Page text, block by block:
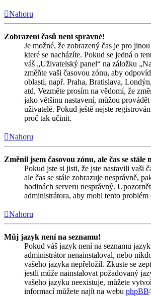
Nahoru
Zobrazení časů není správné!
Je možné, že zobrazený čas je pro
které se nacházíte. Pokud se jedná o
váš „Uživatelský panel“ na záložku
změňte vaši časovou zónu, aby
oblasti, např. Praha, Bratislava,
atd. Vezměte prosím na vědomí, že
jako většinu nastavení, můžou
uživatelé. Pokud ještě nejste
proč tak učinit.
Nahoru
Změnil jsem časovou zónu, ale čas se stále
Pokud jste si jisti, že jste nastavili vaši
ale čas se stále zobrazuje nesprávně,
hodinách serveru nesprávný.
administrátora, aby mohl tento problém
Nahoru
Můj jazyk není na seznamu!
Pokud váš jazyk není na seznamu
administrátor nenainstaloval, nebo
vašeho jazyka nepřeložil. Zkuste se
jestli může nainstalovat požadovaný
vašeho jazyku neexistuje, můžete
informací můžete najít na webu phpBB